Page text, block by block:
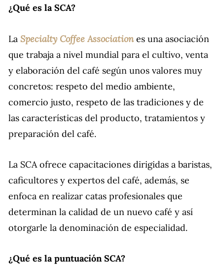
¿Qué es la SCA?
La Specialty Coffee Association es una asociación
que trabaja a nivel mundial para el cultivo, venta
y elaboración del café según unos valores muy
concretos: respeto del medio ambiente,
comercio justo, respeto de las tradiciones y de
las características del producto, tratamientos y
preparación del café.
La SCA ofrece capacitaciones dirigidas a baristas,
caficultores y expertos del café, además, se
enfoca en realizar catas profesionales que
determinan la calidad de un nuevo café y así
otorgarle la denominación de especialidad.
¿Qué es la puntuación SCA?